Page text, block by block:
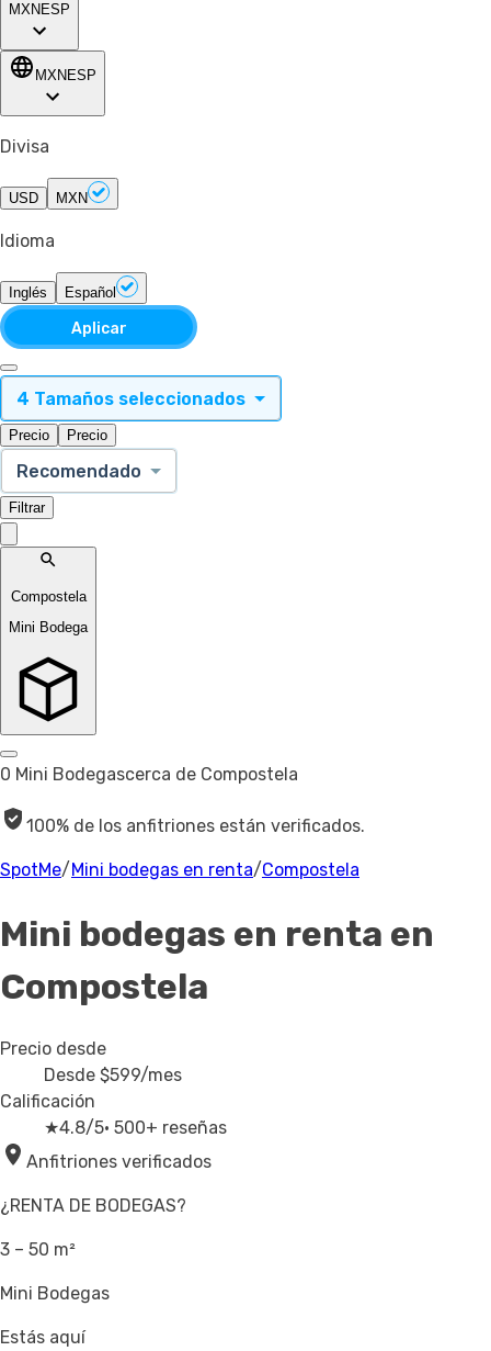
MXN ESP
MXN ESP
Divisa
USD MXN
Idioma
Inglés Español
Aplicar
4 Tamaños seleccionados
Precio Precio
Recomendado
Filtrar
Compostela
Mini Bodega
0 Mini Bodegascerca de Compostela
100% de los anfitriones están verificados.
SpotMe/ Mini bodegas en renta/Compostela
Mini bodegas en renta en
Compostela
Precio desde
Desde $599/mes
Calificación
★4.8/5· 500+ reseñas
Anfitriones verificados
¿RENTA DE BODEGAS?
3 – 50 m²
Mini Bodegas
Estás aquí